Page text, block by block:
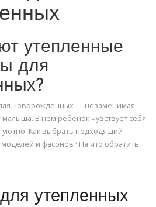
утепленные
для
новорожденных — незаменимая
В нем ребенок чувствует себя
Как выбрать подходящий
и фасонов? На что обратить
утепленных